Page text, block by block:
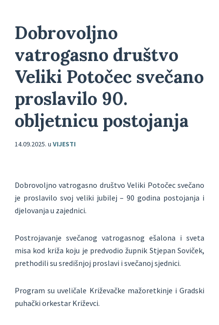
Dobrovoljno
vatrogasno društvo
Veliki Potočec svečano
proslavilo 90.
obljetnicu postojanja
14.09.2025. u VIJESTI
Dobrovoljno vatrogasno društvo Veliki Potočec svečano
je proslavilo svoj veliki jubilej – 90 godina postojanja i
djelovanja u zajednici.
Postrojavanje svečanog vatrogasnog ešalona i sveta
misa kod križa koju je predvodio župnik Stjepan Soviček,
prethodili su središnjoj proslavi i svečanoj sjednici.
Program su uveličale Križevačke mažoretkinje i Gradski
puhački orkestar Križevci.